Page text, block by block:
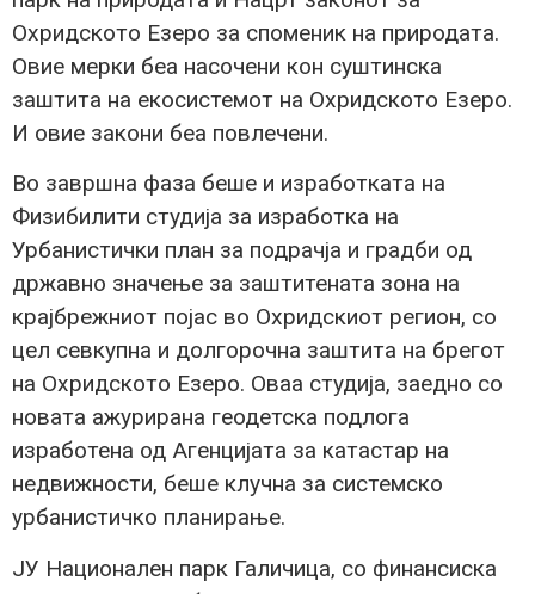
Охридското Езеро за споменик на природата.
Овие мерки беа насочени кон суштинска
заштита на екосистемот на Охридското Езеро.
И овие закони беа повлечени.
Во завршна фаза беше и изработката на
Физибилити студија за изработка на
Урбанистички план за подрачја и градби од
државно значење за заштитената зона на
крајбрежниот појас во Охридскиот регион, со
цел севкупна и долгорочна заштита на брегот
на Охридското Езеро. Оваа студија, заедно со
новата ажурирана геодетска подлога
изработена од Агенцијата за катастар на
недвижности, беше клучна за системско
урбанистичко планирање.
ЈУ Национален парк Галичица, со финансиска